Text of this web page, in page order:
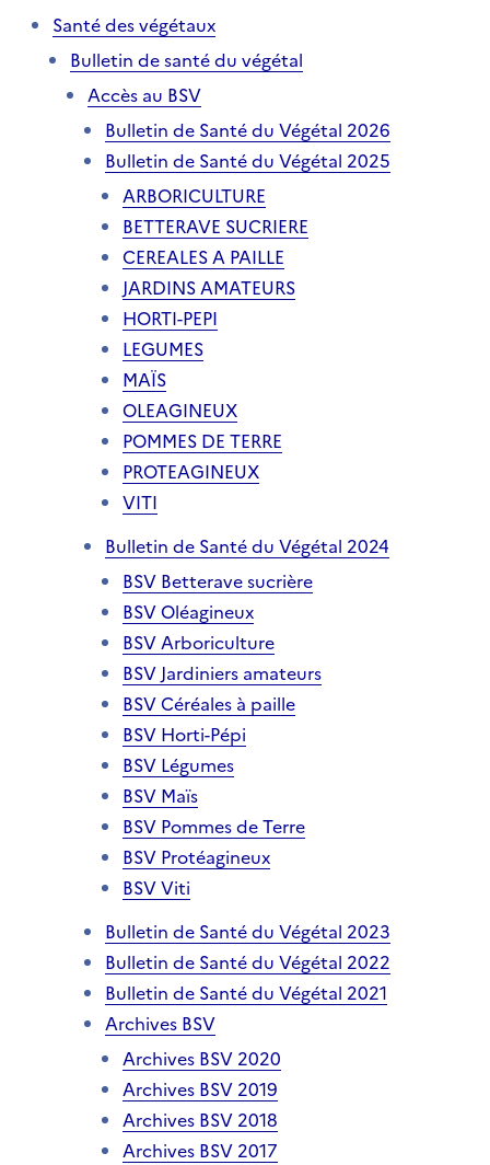
Santé des végétaux
Bulletin de santé du végétal
Accès au BSV
Bulletin de Santé du Végétal 2026
Bulletin de Santé du Végétal 2025
ARBORICULTURE
BETTERAVE SUCRIERE
CEREALES A PAILLE
JARDINS AMATEURS
HORTI-PEPI
LEGUMES
MAÏS
OLEAGINEUX
POMMES DE TERRE
PROTEAGINEUX
VITI
Bulletin de Santé du Végétal 2024
BSV Betterave sucrière
BSV Oléagineux
BSV Arboriculture
BSV Jardiniers amateurs
BSV Céréales à paille
BSV Horti-Pépi
BSV Légumes
BSV Maïs
BSV Pommes de Terre
BSV Protéagineux
BSV Viti
Bulletin de Santé du Végétal 2023
Bulletin de Santé du Végétal 2022
Bulletin de Santé du Végétal 2021
Archives BSV
Archives BSV 2020
Archives BSV 2019
Archives BSV 2018
Archives BSV 2017